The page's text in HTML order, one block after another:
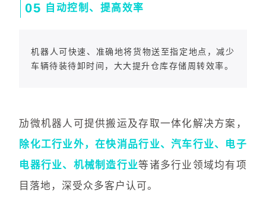
05 自动控制、提高效率
机器人可快速、准确地将货物送至指定地点，减少
车辆待装待卸时间，大大提升仓库存储周转效率。
劢微机器人可提供搬运及存取一体化解决方案，
除化工行业外，在快消品行业、汽车行业、电子
电器行业、机械制造行业等诸多行业领域均有项
目落地，深受众多客户认可。